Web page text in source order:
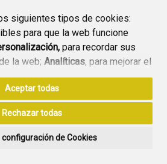
siguientes tipos de cookies:
para que la web funcione
para recordar sus
la web; Analíticas, para mejorar el
y sus servicios.
botón“Aceptar todas”
su uso. Si pulsa el botón
las cookies técnicas
Aceptar todas
Rechazar todas
configuración de Cookies